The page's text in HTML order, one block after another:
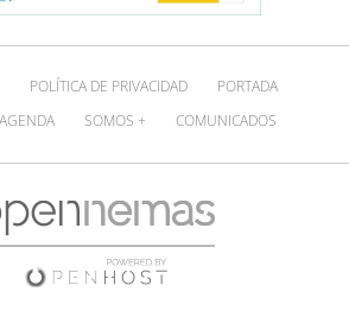
POLÍTICA DE PRIVACIDAD
PORTADA
AGENDA SOMOS + COMUNICADOS